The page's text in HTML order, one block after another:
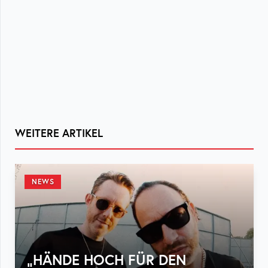
WEITERE ARTIKEL
NEWS
„HÄNDE HOCH FÜR DEN